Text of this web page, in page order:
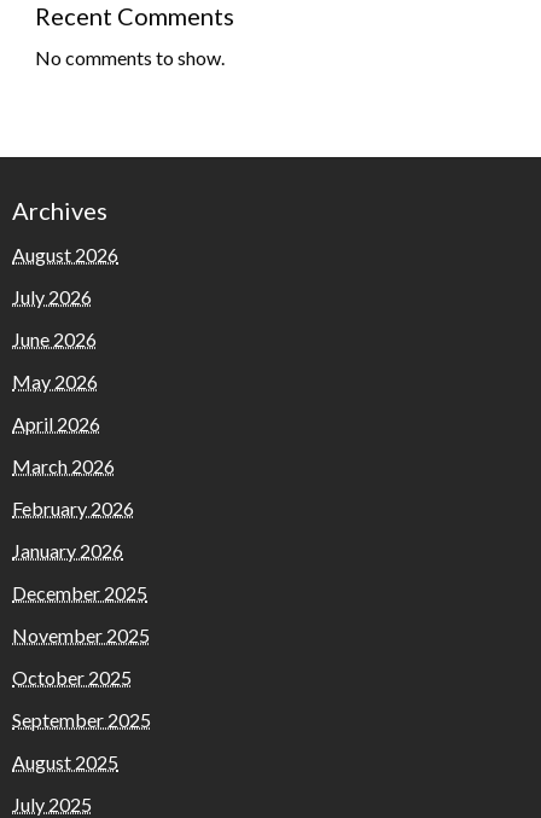
Recent Comments
No comments to show.
Archives
August 2026
July 2026
June 2026
May 2026
April 2026
March 2026
February 2026
January 2026
December 2025
November 2025
October 2025
September 2025
August 2025
July 2025